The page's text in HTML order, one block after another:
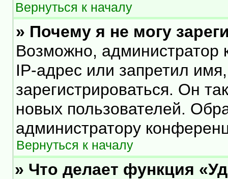
Вернуться к началу
» Почему я не могу
Возможно, администратор
IP-адрес или запретил
зарегистрироваться. Он
новых пользователей.
администратору
Вернуться к началу
» Что делает функция